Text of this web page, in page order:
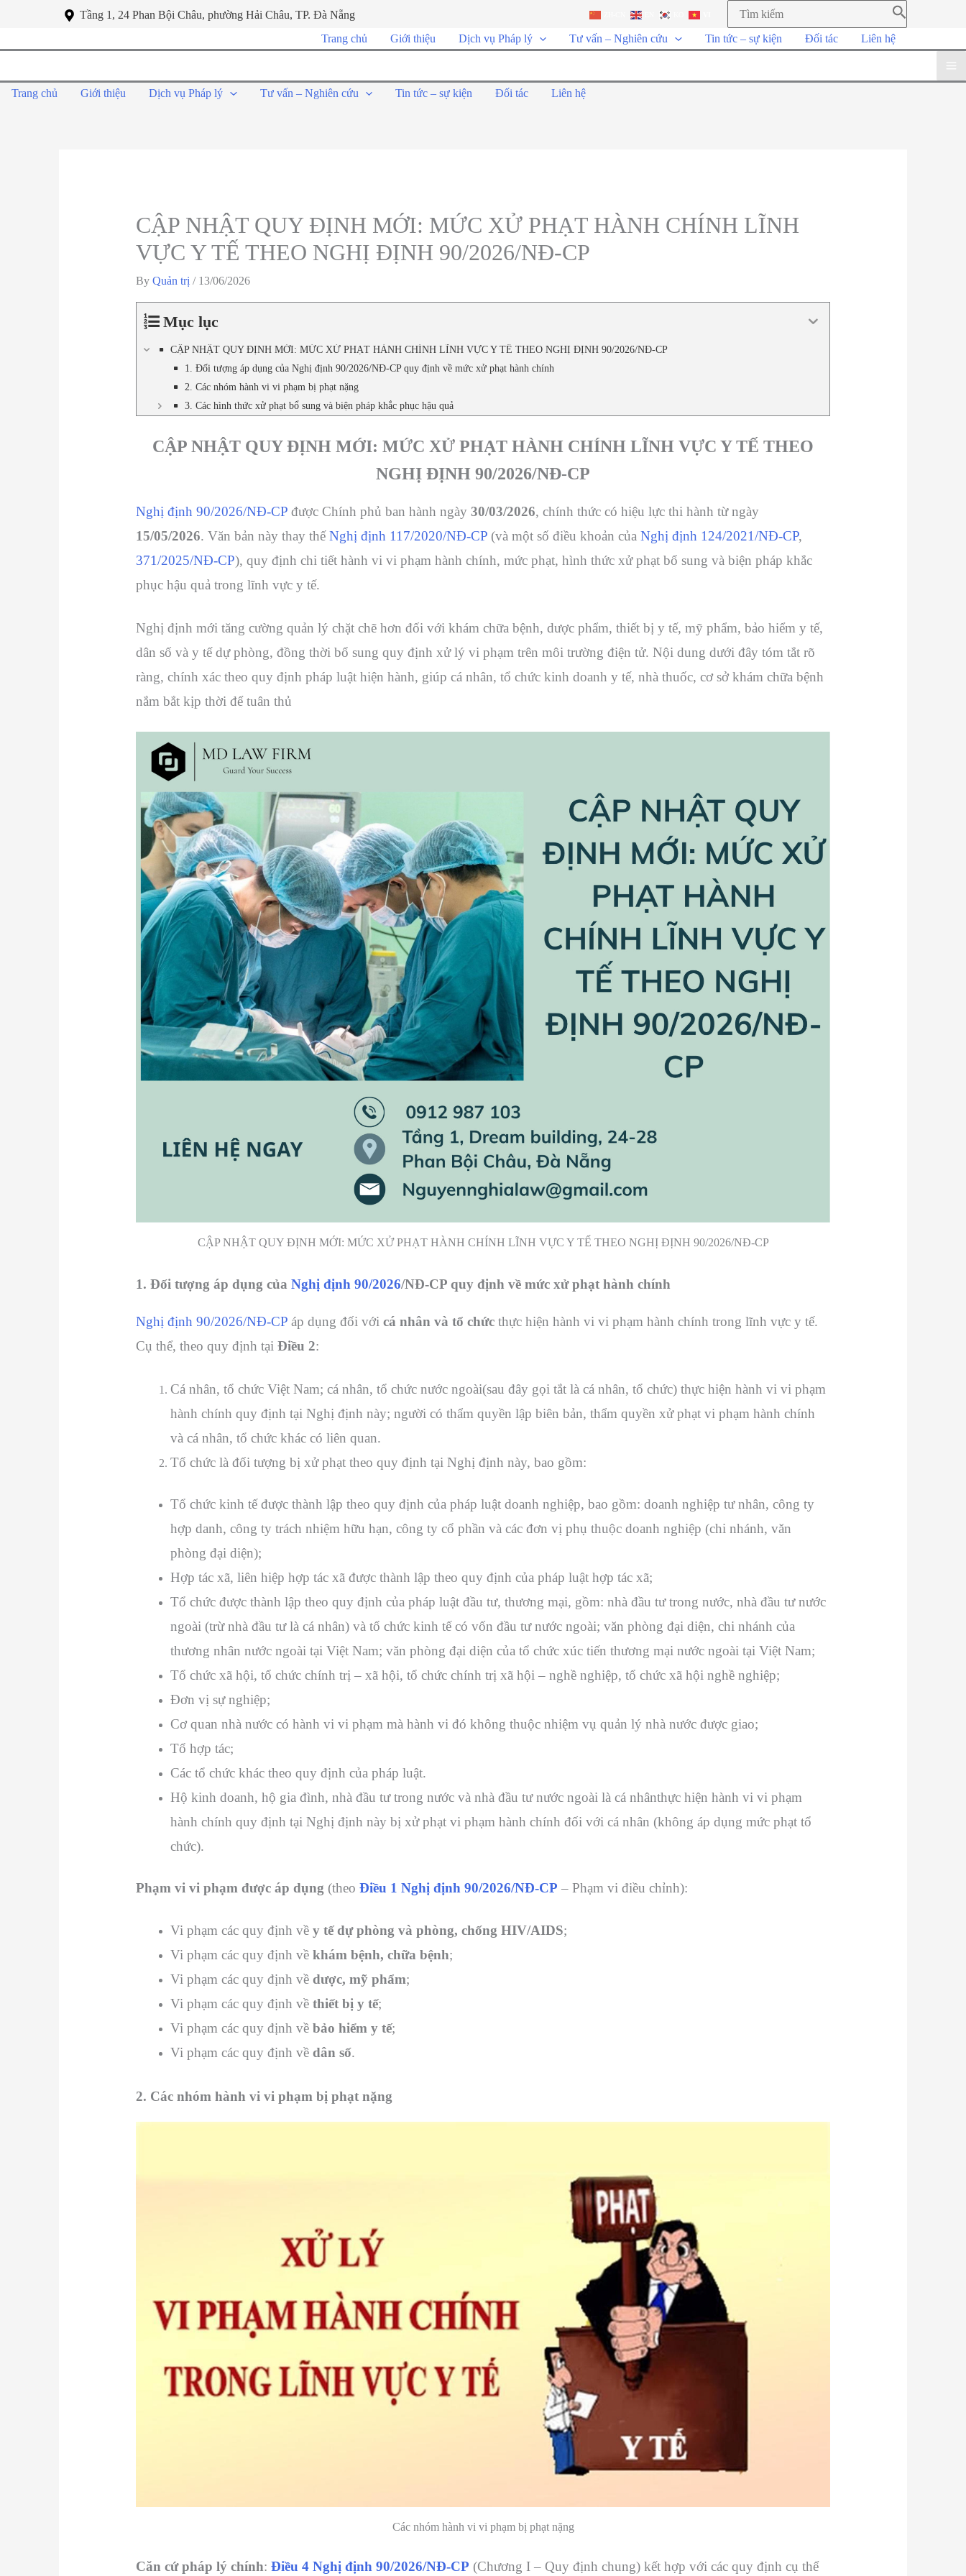
Tầng 1, 24 Phan Bội Châu, phường Hải Châu, TP. Đà Nẵng
Trang chủ Giới thiệu Dịch vụ Pháp lý Tư vấn – Nghiên cứu Tin tức – sự kiện Đối tác Liên hệ
Trang chủ Giới thiệu Dịch vụ Pháp lý Tư vấn – Nghiên cứu Tin tức – sự kiện Đối tác Liên hệ
CẬP NHẬT QUY ĐỊNH MỚI: MỨC XỬ PHẠT HÀNH CHÍNH LĨNH
VỰC Y TẾ THEO NGHỊ ĐỊNH 90/2026/NĐ-CP
By Quản trị / 13/06/2026
Mục lục
CẬP NHẬT QUY ĐỊNH MỚI: MỨC XỬ PHẠT HÀNH CHÍNH LĨNH VỰC Y TẾ THEO NGHỊ ĐỊNH 90/2026/NĐ-CP
1. Đối tượng áp dụng của Nghị định 90/2026/NĐ-CP quy định về mức xử phạt hành chính
2. Các nhóm hành vi vi phạm bị phạt nặng
3. Các hình thức xử phạt bổ sung và biện pháp khắc phục hậu quả
CẬP NHẬT QUY ĐỊNH MỚI: MỨC XỬ PHẠT HÀNH CHÍNH LĨNH VỰC Y TẾ THEO
NGHỊ ĐỊNH 90/2026/NĐ-CP
Nghị định 90/2026/NĐ-CPđược Chính phủ ban hành ngày 30/03/2026, chính thức có hiệu lực thi hành từ ngày
15/05/2026. Văn bản này thay thếNghị định 117/2020/NĐ-CP(và một số điều khoản của Nghị định 124/2021/NĐ-CP,
371/2025/NĐ-CP), quy định chi tiết hành vi vi phạm hành chính, mức phạt, hình thức xử phạt bổ sung và biện pháp khắc
phục hậu quả trong lĩnh vực y tế.
Nghị định mới tăng cường quản lý chặt chẽ hơn đối với khám chữa bệnh, dược phẩm, thiết bị y tế, mỹ phẩm, bảo hiểm y tế,
dân số và y tế dự phòng, đồng thời bổ sung quy định xử lý vi phạm trên môi trường điện tử. Nội dung dưới đây tóm tắt rõ
ràng, chính xác theo quy định pháp luật hiện hành, giúp cá nhân, tổ chức kinh doanh y tế, nhà thuốc, cơ sở khám chữa bệnh
nắm bắt kịp thời để tuân thủ
CẬP NHẬT QUY ĐỊNH MỚI: MỨC XỬ PHẠT HÀNH CHÍNH LĨNH VỰC Y TẾ THEO NGHỊ ĐỊNH 90/2026/NĐ-CP
1. Đối tượng áp dụng của Nghị định 90/2026/NĐ-CP quy định về mức xử phạt hành chính
Nghị định 90/2026/NĐ-CPáp dụng đối với cá nhân và tổ chứcthực hiện hành vi vi phạm hành chính trong lĩnh vực y tế.
Cụ thể, theo quy định tại Điều 2:
Cá nhân, tổ chức Việt Nam; cá nhân, tổ chức nước ngoài(sau đây gọi tắt là cá nhân, tổ chức) thực hiện hành vi vi phạm
hành chính quy định tại Nghị định này; người có thẩm quyền lập biên bản, thẩm quyền xử phạt vi phạm hành chính
và cá nhân, tổ chức khác có liên quan.
Tổ chức là đối tượng bị xử phạt theo quy định tại Nghị định này, bao gồm:
Tổ chức kinh tế được thành lập theo quy định của pháp luật doanh nghiệp, bao gồm: doanh nghiệp tư nhân, công ty
hợp danh, công ty trách nhiệm hữu hạn, công ty cổ phần và các đơn vị phụ thuộc doanh nghiệp (chi nhánh, văn
phòng đại diện);
Hợp tác xã, liên hiệp hợp tác xã được thành lập theo quy định của pháp luật hợp tác xã;
Tổ chức được thành lập theo quy định của pháp luật đầu tư, thương mại, gồm: nhà đầu tư trong nước, nhà đầu tư nước
ngoài (trừ nhà đầu tư là cá nhân) và tổ chức kinh tế có vốn đầu tư nước ngoài; văn phòng đại diện, chi nhánh của
thương nhân nước ngoài tại Việt Nam; văn phòng đại diện của tổ chức xúc tiến thương mại nước ngoài tại Việt Nam;
Tổ chức xã hội, tổ chức chính trị – xã hội, tổ chức chính trị xã hội – nghề nghiệp, tổ chức xã hội nghề nghiệp;
Đơn vị sự nghiệp;
Cơ quan nhà nước có hành vi vi phạm mà hành vi đó không thuộc nhiệm vụ quản lý nhà nước được giao;
Tổ hợp tác;
Các tổ chức khác theo quy định của pháp luật.
Hộ kinh doanh, hộ gia đình, nhà đầu tư trong nước và nhà đầu tư nước ngoài là cá nhânthực hiện hành vi vi phạm
hành chính quy định tại Nghị định này bị xử phạt vi phạm hành chính đối với cá nhân (không áp dụng mức phạt tổ
chức).
Phạm vi vi phạm được áp dụng (theo Điều 1 Nghị định 90/2026/NĐ-CP – Phạm vi điều chỉnh):
Vi phạm các quy định về y tế dự phòng và phòng, chống HIV/AIDS;
Vi phạm các quy định về khám bệnh, chữa bệnh;
Vi phạm các quy định về dược, mỹ phẩm;
Vi phạm các quy định về thiết bị y tế;
Vi phạm các quy định về bảo hiểm y tế;
Vi phạm các quy định về dân số.
2. Các nhóm hành vi vi phạm bị phạt nặng
Các nhóm hành vi vi phạm bị phạt nặng
Căn cứ pháp lý chính: Điều 4 Nghị định 90/2026/NĐ-CP (Chương I – Quy định chung) kết hợp với các quy định cụ thể